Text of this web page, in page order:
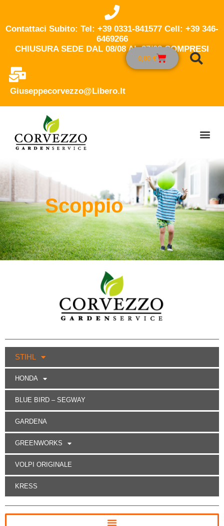
Contattaci Subito: Tel: +39 0331-841577 Cell: +39 346-
6469266
CHIUSURA SEDE DAL 08/08 AL 27/08 COMPRESI
Giuseppecorvezzo@libero.it
0,00 €
Scoppio
STIHL
HONDA
BLUE BIRD – SEGWAY
GARDENA
GREENWORKS
VOLPI ORIGINALE
KRESS